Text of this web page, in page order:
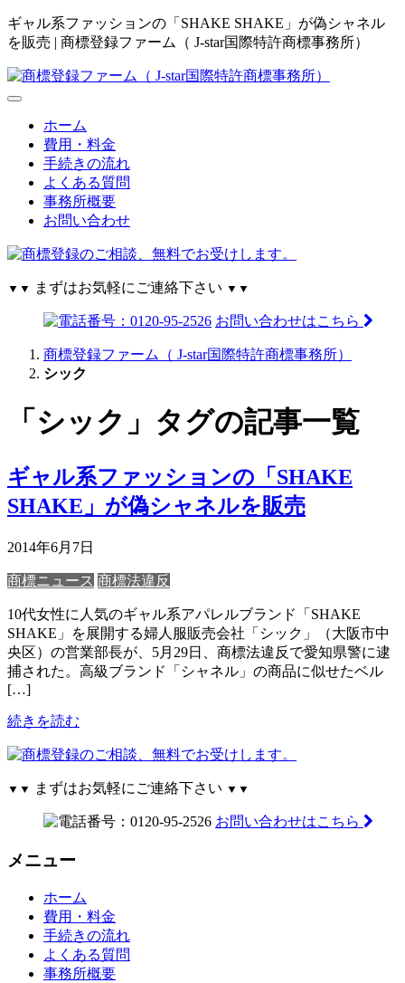
ギャル系ファッションの「SHAKE SHAKE」が偽シャネル
を販売 | 商標登録ファーム（ J-star国際特許商標事務所）
ホーム
費用・料金
手続きの流れ
よくある質問
事務所概要
お問い合わせ
▼▼ まずはお気軽にご連絡下さい ▼▼
お問い合わせはこちら
商標登録ファーム（ J-star国際特許商標事務所）
シック
「シック」タグの記事一覧
ギャル系ファッションの「SHAKE
SHAKE」が偽シャネルを販売
2014年6月7日
商標ニュース 商標法違反
10代女性に人気のギャル系アパレルブランド「SHAKE
SHAKE」を展開する婦人服販売会社「シック」（大阪市中
央区）の営業部長が、5月29日、商標法違反で愛知県警に逮
捕された。高級ブランド「シャネル」の商品に似せたベル
[…]
続きを読む
▼▼ まずはお気軽にご連絡下さい ▼▼
お問い合わせはこちら
メニュー
ホーム
費用・料金
手続きの流れ
よくある質問
事務所概要